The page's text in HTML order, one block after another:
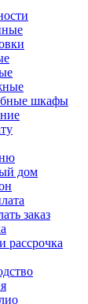
шкафы
дом
заказ
рассрочка